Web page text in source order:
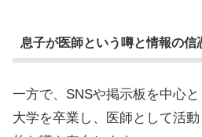
息子が医師という噂と情報の信
一方で、SNSや掲示板を中心
大学を卒業し、医師として活